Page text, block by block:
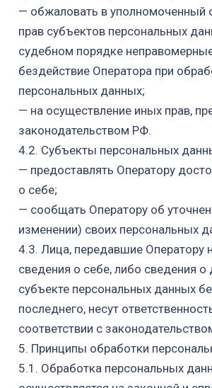
— обжаловать в уполномоченный
прав субъектов персональных
судебном порядке
бездействие Оператора при
персональных данных;
— на осуществление иных прав,
законодательством РФ.
4.2. Субъекты персональных
— предоставлять Оператору
о себе;
— сообщать Оператору об
изменении) своих персональных
4.3. Лица, передавшие Оператору
сведения о себе, либо сведения о
субъекте персональных данных
последнего, несут
соответствии с
5. Принципы обработки
5.1. Обработка персональных